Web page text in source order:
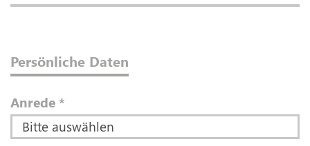
Persönliche Daten
Anrede *